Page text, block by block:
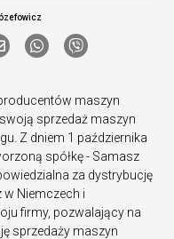
maszyn
sprzedaż maszyn
Z dniem 1 października
spółkę - Samasz
za dystrybucję
Niemczech i
firmy, pozwalający na
sprzedaży maszyn